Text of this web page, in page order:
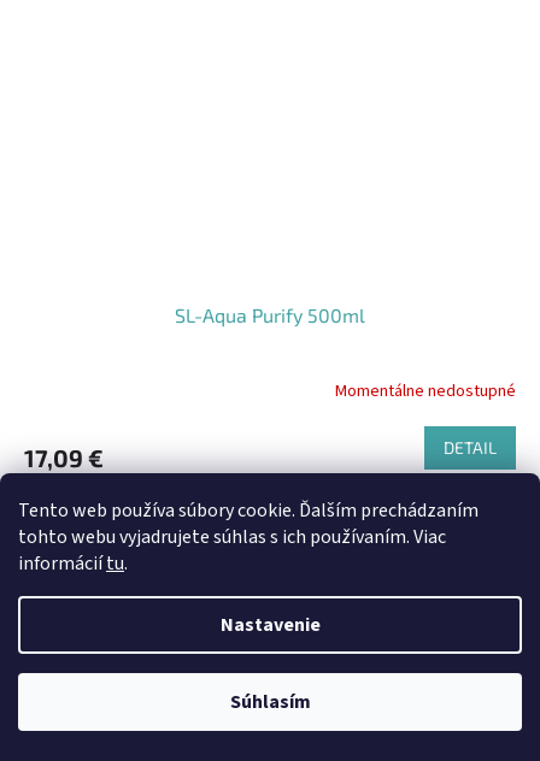
Tento web používa súbory cookie. Ďalším prechádzaním
tohto webu vyjadrujete súhlas s ich používaním. Viac
informáciítu.
Nastavenie
Súhlasím
SL-Aqua Purify 500ml
Momentálne nedostupné
17,09 € DETAIL
Kód: